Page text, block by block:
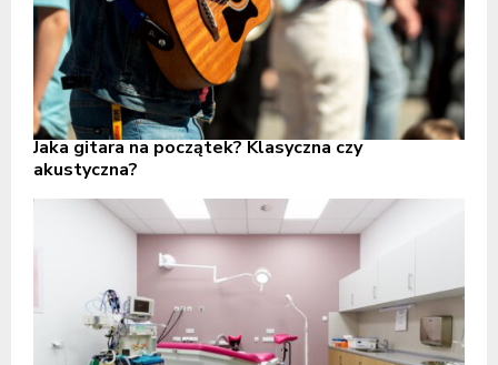
Jaka gitara na początek? Klasyczna czy
akustyczna?